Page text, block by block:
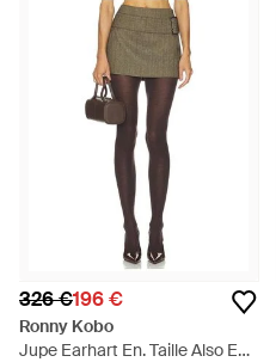
326 €196 €
Ronny Kobo
Jupe Earhart En. Taille Also En